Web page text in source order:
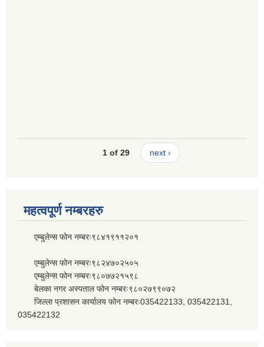
1 of 29 next ›
महत्वपूर्ण नम्बरहरु
एम्बुलेन्स फोन नम्बरः९८४१९११२०१
एम्बुलेन्स फोन नम्बरः९८२४७०२५०५
एम्बुलेन्स फोन नम्बरः९८०७७२१५९८
बेलका नगर अस्पताल फोन नम्बरः९८०२७९९०७२
जिल्ला प्रशासन कार्यालय फोन नम्बरः035422133, 035422131,
035422132